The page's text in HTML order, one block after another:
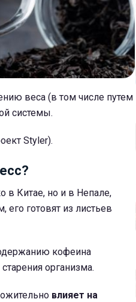
веса (в том числе путем
системы.
Styler).
в Китае, но и в Непале,
готовят из листьев
кофеина
организма.
влияет на